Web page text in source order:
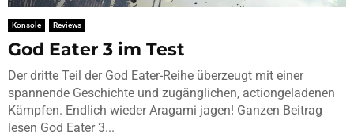
Konsole Reviews
God Eater 3 im Test
Der dritte Teil der God Eater-Reihe überzeugt mit einer
spannende Geschichte und zugänglichen, actiongeladenen
Kämpfen. Endlich wieder Aragami jagen! Ganzen Beitrag
lesen God Eater 3...